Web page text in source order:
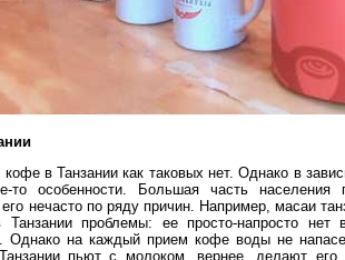
кофе в Танзании как таковых нет. Однако в
то особенности. Большая часть населения
нечасто по ряду причин. Например, масаи
проблемы: ее просто-напросто нет
Однако на каждый прием кофе воды не
пьют с молоком, вернее, делают